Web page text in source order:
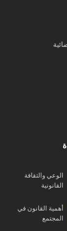
الوعي والثقافة
القانونية
أهمية القانون في
المجتمع